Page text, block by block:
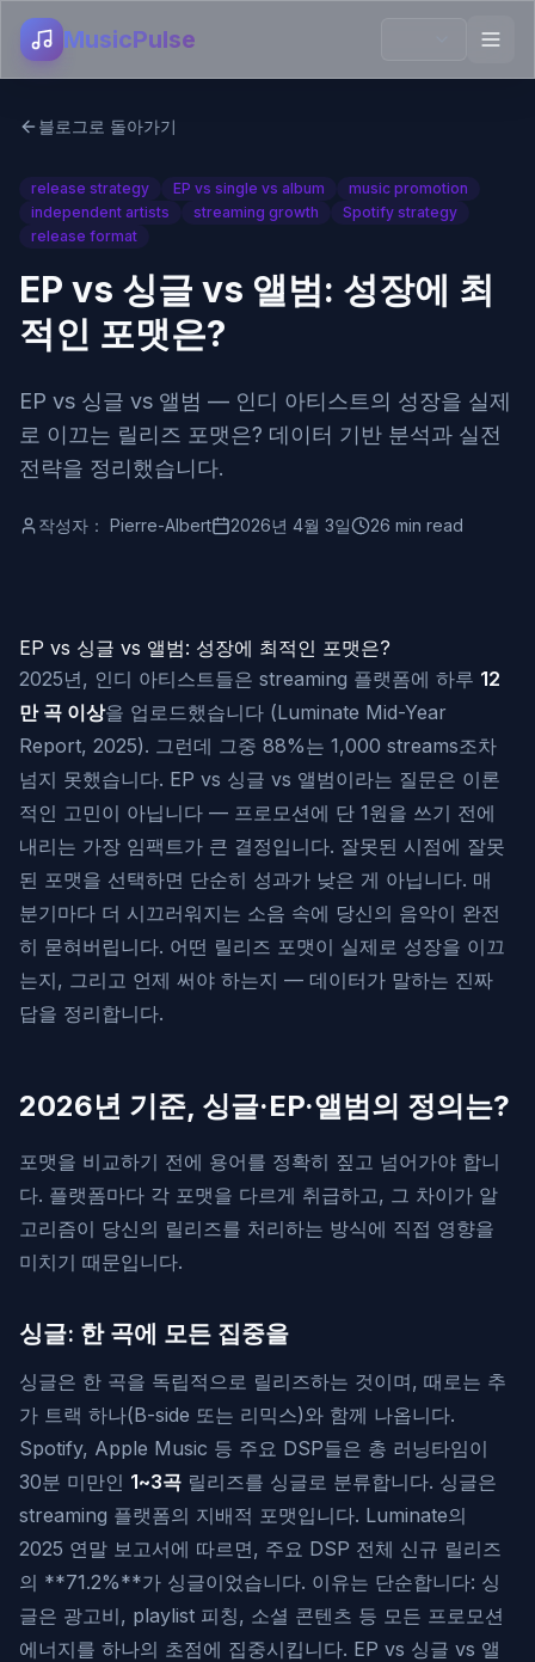
MusicPulse
블로그로 돌아가기
release strategy EP vs single vs album
music promotion
independent artists
streaming growth
Spotify strategy
release format
EP vs 싱글 vs 앨범: 성장에 최
적인 포맷은?
EP vs 싱글 vs 앨범 — 인디 아티스트의 성장을 실제
로 이끄는 릴리즈 포맷은? 데이터 기반 분석과 실전
전략을 정리했습니다.
작성자： Pierre-Albert 2026년 4월 3일 26 min read
EP vs 싱글 vs 앨범: 성장에 최적인 포맷은?
2025년, 인디 아티스트들은 streaming 플랫폼에 하루 12
만 곡 이상을 업로드했습니다 (Luminate Mid-Year
Report, 2025). 그런데 그중 88%는 1,000 streams조차
넘지 못했습니다. EP vs 싱글 vs 앨범이라는 질문은 이론
적인 고민이 아닙니다 — 프로모션에 단 1원을 쓰기 전에
내리는 가장 임팩트가 큰 결정입니다. 잘못된 시점에 잘못
된 포맷을 선택하면 단순히 성과가 낮은 게 아닙니다. 매
분기마다 더 시끄러워지는 소음 속에 당신의 음악이 완전
히 묻혀버립니다. 어떤 릴리즈 포맷이 실제로 성장을 이끄
는지, 그리고 언제 써야 하는지 — 데이터가 말하는 진짜
답을 정리합니다.
2026년 기준, 싱글·EP·앨범의 정의는?
포맷을 비교하기 전에 용어를 정확히 짚고 넘어가야 합니
다. 플랫폼마다 각 포맷을 다르게 취급하고, 그 차이가 알
고리즘이 당신의 릴리즈를 처리하는 방식에 직접 영향을
미치기 때문입니다.
싱글: 한 곡에 모든 집중을
싱글은 한 곡을 독립적으로 릴리즈하는 것이며, 때로는 추
가 트랙 하나(B-side 또는 리믹스)와 함께 나옵니다.
Spotify, Apple Music 등 주요 DSP들은 총 러닝타임이
30분 미만인 1~3곡 릴리즈를 싱글로 분류합니다. 싱글은
streaming 플랫폼의 지배적 포맷입니다. Luminate의
2025 연말 보고서에 따르면, 주요 DSP 전체 신규 릴리즈
의 **71.2%**가 싱글이었습니다. 이유는 단순합니다: 싱
글은 광고비, playlist 피칭, 소셜 콘텐츠 등 모든 프로모션
에너지를 하나의 초점에 집중시킵니다. EP vs 싱글 vs 앨